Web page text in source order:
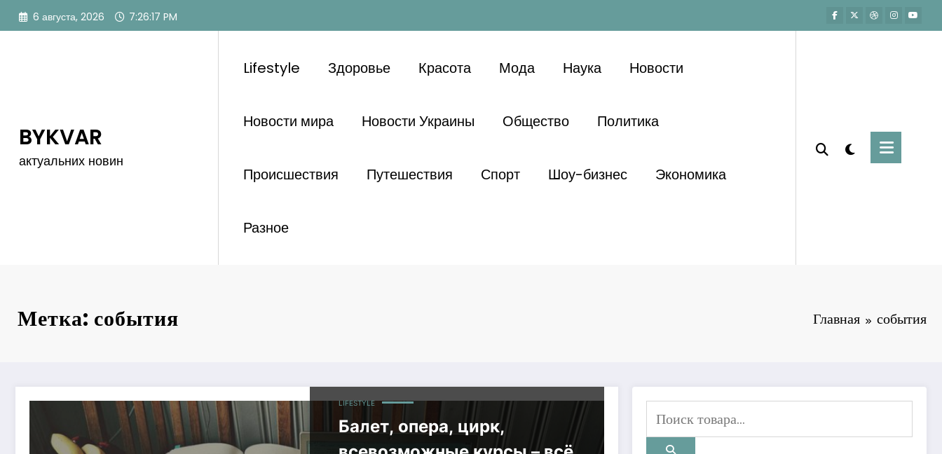
Перейти
6 августа, 2026 7:26:18 PM
BYKVAR
актуальних новин
Lifestyle Здоровье Красота Мода Наука Новости
Новости мира Новости Украины Общество Политика
Происшествия Путешествия Спорт Шоу-бизнес Экономика
Разное
Метка: события Главная события
LIFESTYLE
Балет, опера, цирк,